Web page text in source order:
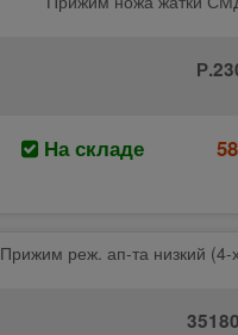
На складе
Прижим реж. ап-та низкий